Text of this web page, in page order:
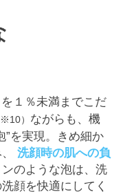
を１％未満までこだ
※10） ながらも、機
”を実現。きめ細か
洗顔時の肌への負
のような泡は、洗
顔を快適に してく